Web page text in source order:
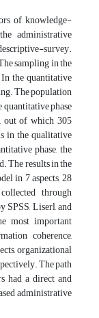
of knowledge-
administrative
survey.
sampling in the
the quantitative
The population
quantitative phase
out of which 305
in the qualitative
phase, the
The results in the
in 7 aspects, 28
through
SPSS, Liserl, and
most important
coherence,
organizational
The path
had a direct and
administrative